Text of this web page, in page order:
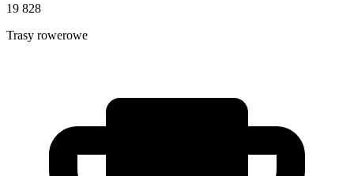
19 828
Trasy rowerowe